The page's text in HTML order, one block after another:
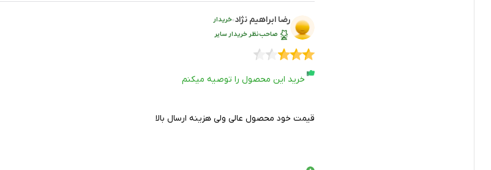
رضا ابراهیم نژاد خریدار
صاحب‌نظر خریدار سایر
خرید این محصول را توصیه میکنم
قیمت خود محصول عالی ولی هزینه ارسال بالا